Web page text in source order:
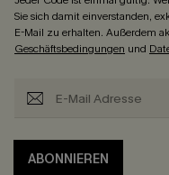
Sie sich damit einverstanden,
E-Mail zu erhalten. Außerdem
Geschäftsbedingungen und
ABONNIEREN